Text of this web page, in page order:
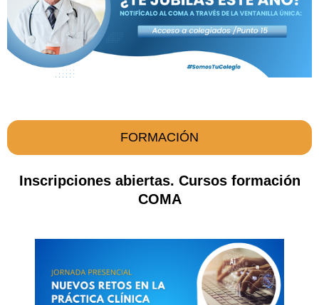
FORMACIÓN
Inscripciones abiertas. Cursos formación
COMA